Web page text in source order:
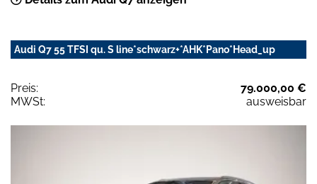
Audi Q7 55 TFSI qu. S line*schwarz+*AHK*Pano*Head_up
Preis:
79.000,00 €
MWSt:
ausweisbar